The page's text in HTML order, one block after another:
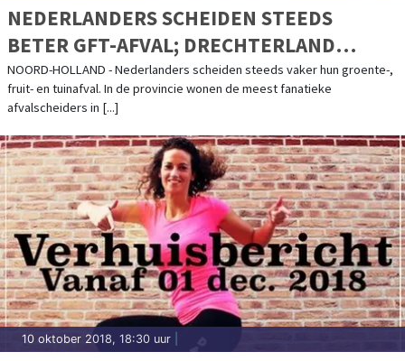
NEDERLANDERS SCHEIDEN STEEDS
BETER GFT-AFVAL; DRECHTERLAND
SCHEIDT HET MEESTE
NOORD-HOLLAND - Nederlanders scheiden steeds vaker hun groente-,
fruit- en tuinafval. In de provincie wonen de meest fanatieke
afvalscheiders in [...]
10 oktober 2018, 18:30 uur